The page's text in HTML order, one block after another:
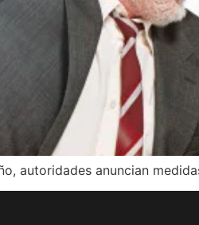
autoridades anuncian